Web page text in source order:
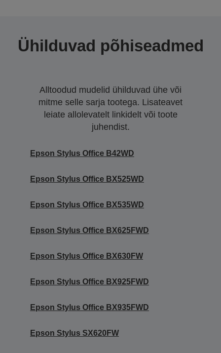
Ühilduvad põhiseadmed
Alltoodud mudelid ühilduvad ühe või
mitme selle sarja tootega. Lisateavet
leiate allolevatelt linkidelt või toote
juhendist.
Epson Stylus Office B42WD
Epson Stylus Office BX525WD
Epson Stylus Office BX535WD
Epson Stylus Office BX625FWD
Epson Stylus Office BX630FW
Epson Stylus Office BX925FWD
Epson Stylus Office BX935FWD
Epson Stylus SX620FW